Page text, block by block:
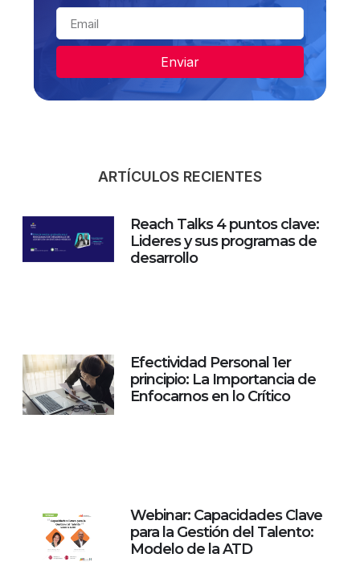
Enviar
ARTÍCULOS RECIENTES
Reach Talks 4 puntos clave:
Lideres y sus programas de
desarrollo
Efectividad Personal 1er
principio: La Importancia de
Enfocarnos en lo Crítico
Webinar: Capacidades Clave
para la Gestión del Talento:
Modelo de la ATD